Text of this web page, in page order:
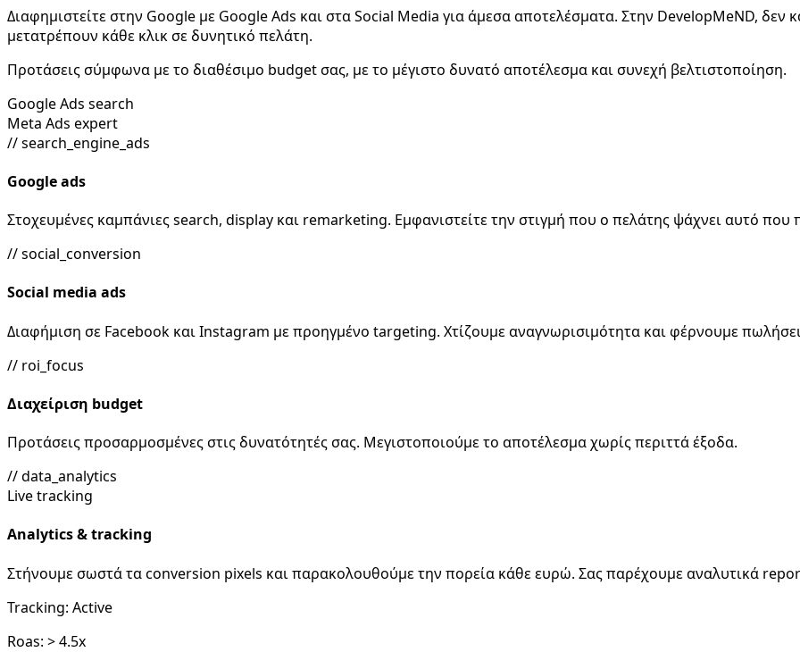
Διαφημιστείτε στην Google με Google Ads και στα Social Media για άμεσα αποτελέσματα. Στην DevelopMeND,
μετατρέπουν κάθε κλικ σε δυνητικό πελάτη.
Προτάσεις σύμφωνα με το διαθέσιμο budget σας, με το μέγιστο δυνατό αποτέλεσμα και συνεχή βελτιστοποίηση.
GoogleAds search
Meta Ads expert
// search_engine_ads
Google ads
Στοχευμένες καμπάνιες search, display και remarketing. Εμφανιστείτε την στιγμή που ο πελάτης ψάχνει αυτό που
// social_conversion
Social media ads
Διαφήμιση σε Facebook και Instagram με προηγμένο targeting. Χτίζουμε αναγνωρισιμότητα και φέρνουμε
// roi_focus
Διαχείριση budget
Προτάσεις προσαρμοσμένες στις δυνατότητές σας. Μεγιστοποιούμε το αποτέλεσμα χωρίς περιττά έξοδα.
// data_analytics
Live tracking
Analytics & tracking
Στήνουμε σωστά τα conversion pixels και παρακολουθούμε την πορεία κάθε ευρώ. Σας παρέχουμε αναλυτικά
Tracking: Active
Roas: > 4.5x